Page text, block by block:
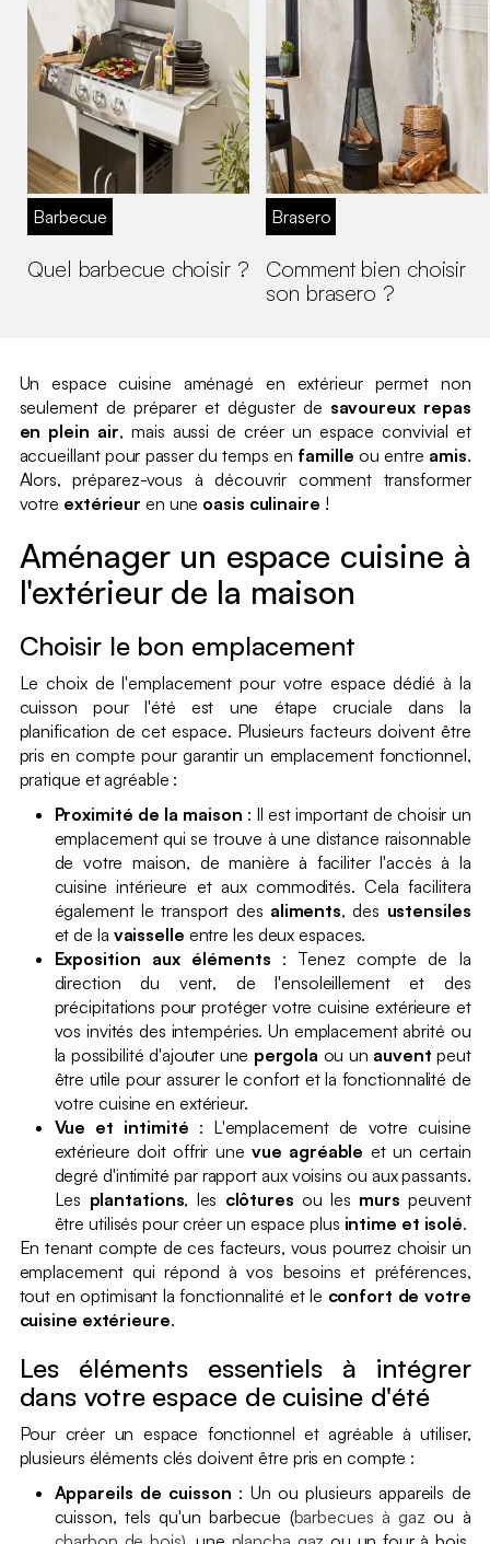
Barbecue
Quel barbecue choisir ?
Brasero
Comment bien choisir
son brasero ?
Un espace cuisine aménagé en extérieur permet non
seulement de préparer et déguster de savoureux repas
en plein air, mais aussi de créer un espace convivial et
accueillant pour passer du temps en famille ou entre amis.
Alors, préparez-vous à découvrir comment transformer
votre extérieur en une oasis culinaire !
Aménager un espace cuisine à
l'extérieur de la maison
Choisir le bon emplacement
Le choix de l'emplacement pour votre espace dédié à la
cuisson pour l'été est une étape cruciale dans la
planification de cet espace. Plusieurs facteurs doivent être
pris en compte pour garantir un emplacement fonctionnel,
pratique et agréable :
Proximité de la maison : Il est important de choisir un
emplacement qui se trouve à une distance raisonnable
de votre maison, de manière à faciliter l'accès à la
cuisine intérieure et aux commodités. Cela facilitera
également le transport des aliments, des ustensiles
et de la vaisselle entre les deux espaces.
Exposition aux éléments : Tenez compte de la
direction du vent, de l'ensoleillement et des
précipitations pour protéger votre cuisine extérieure et
vos invités des intempéries. Un emplacement abrité ou
la possibilité d'ajouter une pergola ou un auvent peut
être utile pour assurer le confort et la fonctionnalité de
votre cuisine en extérieur.
Vue et intimité : L'emplacement de votre cuisine
extérieure doit offrir une vue agréable et un certain
degré d'intimité par rapport aux voisins ou aux passants.
Les plantations, les clôtures ou les murs peuvent
être utilisés pour créer un espace plus intime et isolé.
En tenant compte de ces facteurs, vous pourrez choisir un
emplacement qui répond à vos besoins et préférences,
tout en optimisant la fonctionnalité et le confort de votre
cuisine extérieure.
Les éléments essentiels à intégrer
dans votre espace de cuisine d'été
Pour créer un espace fonctionnel et agréable à utiliser,
plusieurs éléments clés doivent être pris en compte :
Appareils de cuisson : Un ou plusieurs appareils de
cuisson, tels qu'un barbecue (barbecues à gaz ou à